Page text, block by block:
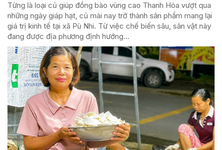
Từng là loại củ giúp đồng bào vùng cao Thanh Hóa vượt qua
những ngày giáp hạt, củ mài nay trở thành sản phẩm mang lại
giá trị kinh tế tại xã Pù Nhi. Từ việc chế biến sâu, sản vật này
đang được địa phương định hướng...